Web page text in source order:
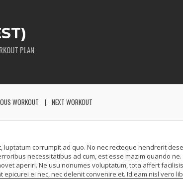
PLAN
WORKOUT NEXT WORKOUT
luptatum corrumpit ad quo. No nec recteque hendrerit
necessitatibus ad cum, est esse mazim quando
aperiri. Ne usu nonumes voluptatum, tota affert
epicurei ei nec, nec delenit convenire et. Id eam nisl vero